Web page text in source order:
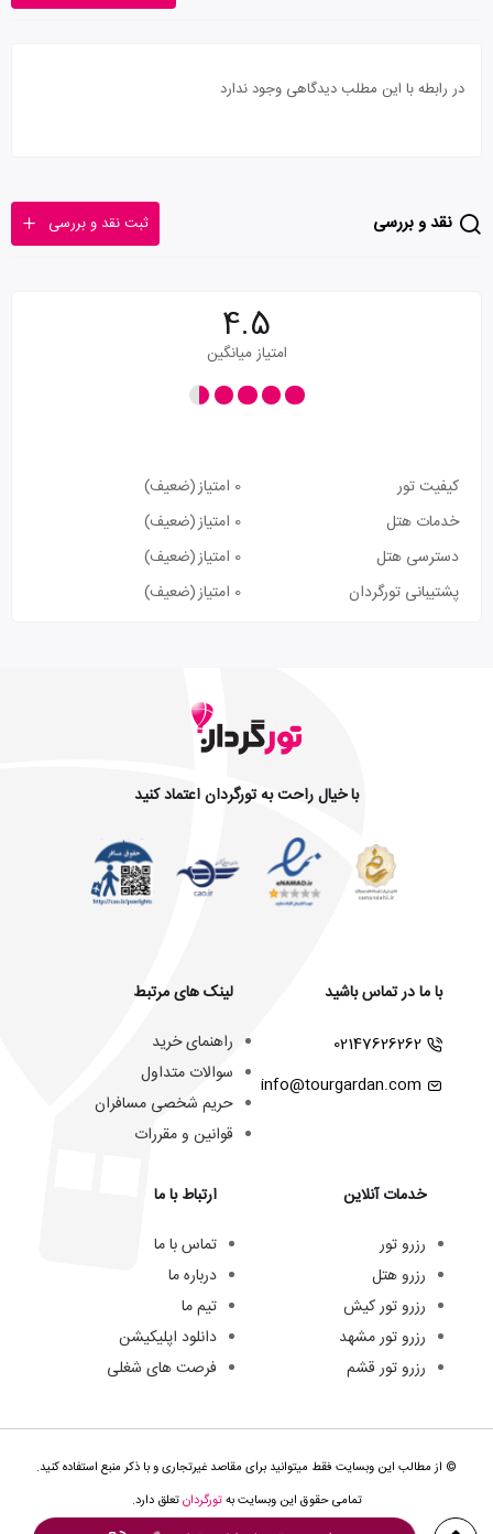
در رابطه با این مطلب دیدگاهی وجود ندارد
نقد و بررسی ثبت نقد و بررسی
4.5
امتیاز میانگین
کیفیت تور 0 امتیاز
(ضعیف)
خدمات هتل
0 امتیاز
(ضعیف)
دسترسی هتل
0 امتیاز
(ضعیف)
پشتیبانی تورگردان
0 امتیاز (ضعیف)
با خیال راحت به تورگردان اعتماد کنید
با ما در تماس باشید
02147626262
info@tourgardan.com
خدمات آنلاین
رزرو تور
رزرو هتل
رزرو تور کیش
رزرو تور مشهد
رزرو تور قشم
لینک های مرتبط
راهنمای خرید
سوالات متداول
حریم شخصی مسافران
قوانین و مقررات
ارتباط با ما
تماس با ما
درباره ما
تیم ما
دانلود اپلیکیشن
فرصت های شغلی
© از مطالب این وبسایت فقط میتوانید برای مقاصد غیرتجاری و با ذکر منبع استفاده کنید.
تمامی حقوق این وبسایت بهتورگردانتعلق دارد.